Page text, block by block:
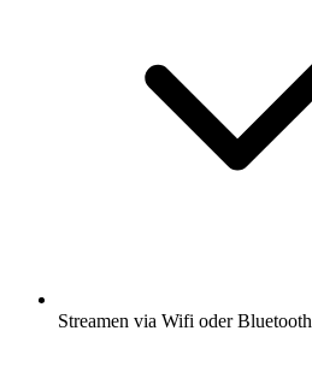
Streamen via Wifi oder Bluetooth